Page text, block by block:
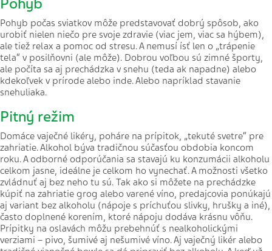
Pohyb
Pohyb počas sviatkov môže predstavovať dobrý spôsob, ako
urobiť nielen niečo pre svoje zdravie (viac jem, viac sa hýbem),
ale tiež relax a pomoc od stresu. A nemusí ísť len o „trápenie
tela“ v posilňovni (ale môže). Dobrou voľbou sú zimné športy,
ale počíta sa aj prechádzka v snehu (teda ak napadne) alebo
kdekoľvek v prírode alebo inde. Alebo napríklad stavanie
snehuliaka.
Pitný režim
Domáce vaječné likéry, poháre na prípitok, „tekuté svetre“ pre
zahriatie. Alkohol býva tradičnou súčasťou obdobia koncom
roku. A odborné odporúčania sa stavajú ku konzumácii alkoholu
celkom jasne, ideálne je celkom ho vynechať. A možnosti všetko
zvládnuť aj bez neho tu sú. Tak ako si môžete na prechádzke
kúpiť na zahriatie grog alebo varené víno, predajcovia ponúkajú
aj variant bez alkoholu (nápoje s príchuťou slivky, hrušky a iné),
často doplnené korením, ktoré nápoju dodáva krásnu vôňu.
Prípitky na oslavách môžu prebehnúť s nealkoholickými
verziami – pivo, šumivé aj nešumivé víno. Aj vaječný likér alebo